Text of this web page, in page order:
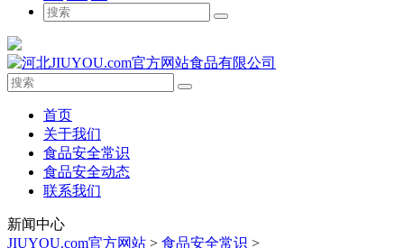
首页
关于我们
食品安全常识
食品安全动态
联系我们
新闻中心
JIUYOU.com官方网站 > 食品安全常识 >